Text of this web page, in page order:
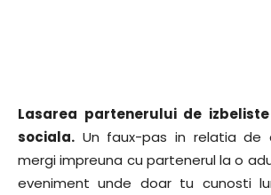
Lasarea partenerului de
sociala. Un faux-pas in relatia de
mergi impreuna cu partenerul la o
eveniment unde doar tu cunosti